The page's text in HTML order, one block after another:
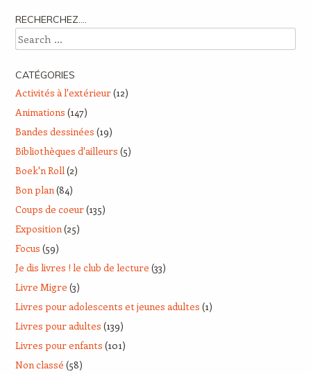
RECHERCHEZ….
Search
CATÉGORIES
Activités à l'extérieur(12)
Animations (147)
Bandes dessinées (19)
Bibliothèques d'ailleurs (5)
Boek'n Roll (2)
Bon plan (84)
Coups de coeur(135)
Exposition (25)
Focus (59)
Je dis livres ! le club de lecture (33)
Livre Migre (3)
Livres pour adolescents et jeunes adultes (1)
Livres pour adultes (139)
Livres pour enfants (101)
Non classé (58)